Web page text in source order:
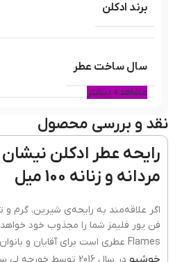
برند ادکلن
سال ساخت عطر
نوع عطر
کشور مبدا برند
پراکندگی
مشاهده بیشتر
نقد و بررسی محصول
رایحه عطر ادکلن
مردانه و زنانه 100 میل
اگر علاقه‌مند به رایحه‌ی شیرین، گرم
Flames عطری است برای آقایان و بانوان. این
خوشبو